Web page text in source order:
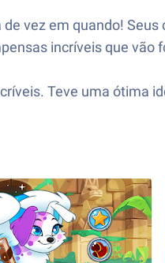
vez em quando!
incríveis que vão
Teve uma ótima